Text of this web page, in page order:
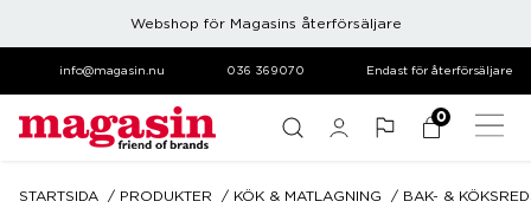
Webshop för Magasins återförsäljare
info@magasin.nu 036 369070 Endast för återförsäljare
0
STARTSIDA PRODUKTER KÖK & MATLAGNING BAK- &